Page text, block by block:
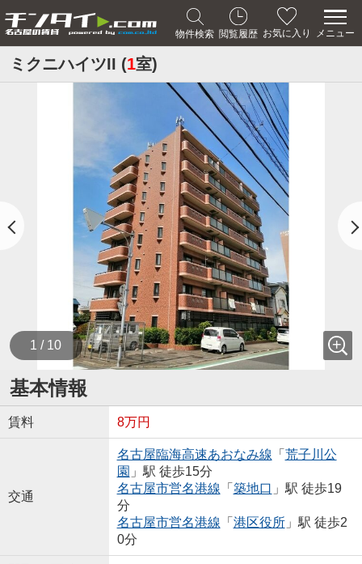
物件検索 閲覧履歴 お気に入り メニュー
ミクニハイツII (1室)
1 / 10
基本情報
賃料 8万円
交通
名古屋臨海高速あおなみ線 「 荒子川公
園 」駅 徒歩15分
名古屋市営名港線 「 築地口 」駅 徒歩19
分
名古屋市営名港線 「 港区役所」駅 徒歩2
0分